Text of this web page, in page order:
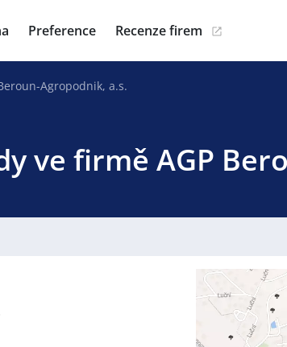
Preference Recenze firem
Agropodnik, a.s.
ve firmě AGP